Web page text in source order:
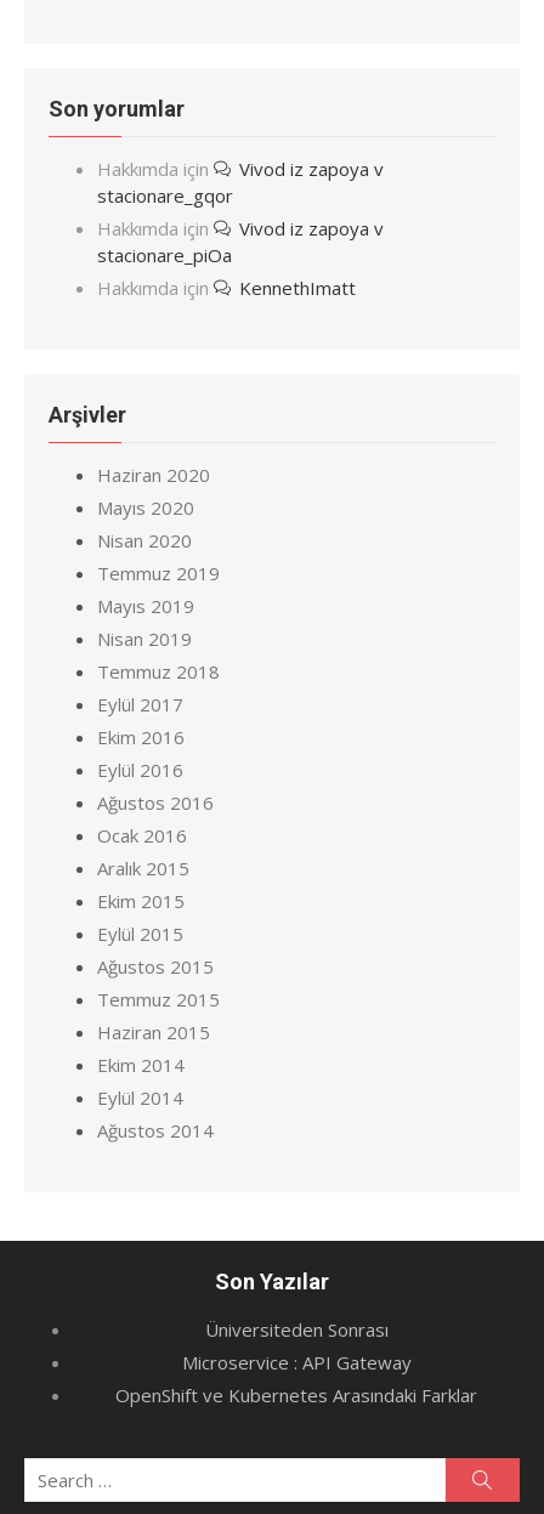
Son yorumlar
Hakkımda için
Vivod iz zapoya v
stacionare_gqor
Hakkımda için
Vivod iz zapoya v
stacionare_piOa
Hakkımda için KennethImatt
Arşivler
Haziran 2020
Mayıs 2020
Nisan 2020
Temmuz 2019
Mayıs 2019
Nisan 2019
Temmuz 2018
Eylül 2017
Ekim 2016
Eylül 2016
Ağustos 2016
Ocak 2016
Aralık 2015
Ekim 2015
Eylül 2015
Ağustos 2015
Temmuz 2015
Haziran 2015
Ekim 2014
Eylül 2014
Ağustos 2014
Son Yazılar
Üniversiteden Sonrası
Microservice : API Gateway
OpenShift ve Kubernetes Arasındaki Farklar
for: